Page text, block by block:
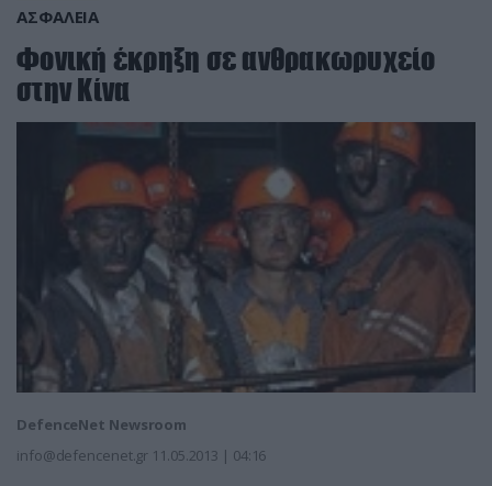
ΑΣΦΑΛΕΙΑ
Φονική έκρηξη σε ανθρακωρυχείο
στην Κίνα
DefenceNet Newsroom
info@defencenet.gr 11.05.2013 | 04:16